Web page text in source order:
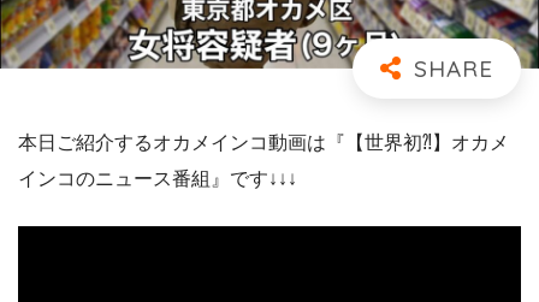
本日ご紹介するオカメインコ動画は『【世界初⁈】オカメ
インコのニュース番組』です↓↓↓